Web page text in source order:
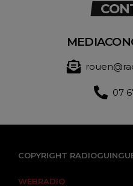
07
COPYRIGHT
WEBRADIO